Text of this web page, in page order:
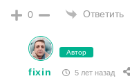
0 Ответить
Автор
fixin 5 лет назад